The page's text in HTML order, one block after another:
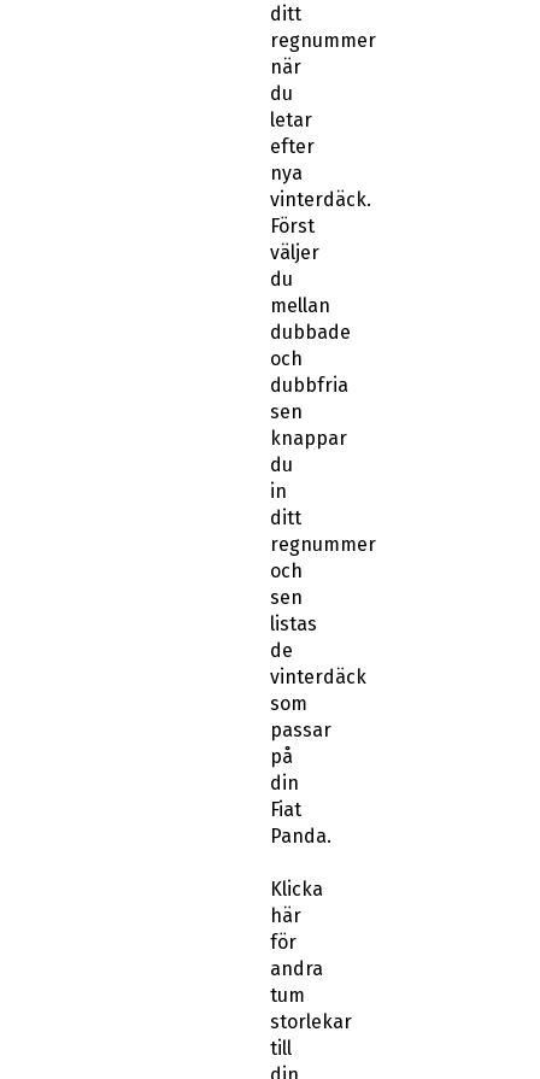
ditt
regnummer
när
du
letar
efter
nya
vinterdäck.
Först
väljer
du
mellan
dubbade
och
dubbfria
sen
knappar
du
in
ditt
regnummer
och
sen
listas
de
vinterdäck
som
passar
på
din
Fiat
Panda.
Klicka
här
för
andra
tum
storlekar
till
din